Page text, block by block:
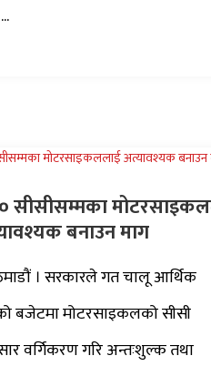
सीसीसम्मका
बनाउन माग
। सरकारले गत चालू आर्थिक
बजेटमा मोटरसाइकलको सीसी
वर्गिकरण गरि अन्तःशुल्क तथा